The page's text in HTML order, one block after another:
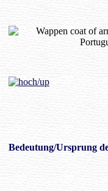
Bedeutung/Ursprung